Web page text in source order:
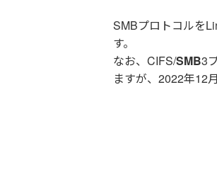
SMBプロトコルを
す。
なお、CIFS/SMB3
ますが、2022年12